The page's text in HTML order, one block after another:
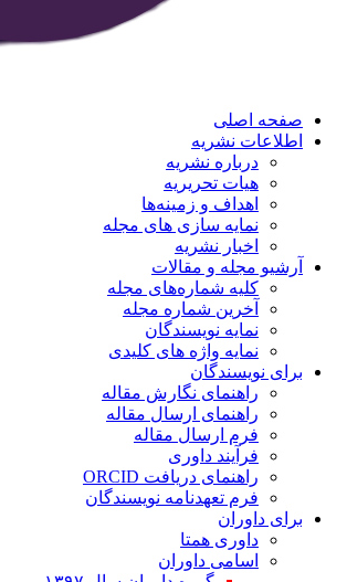
صفحه اصلی
اطلاعات نشریه
درباره نشریه
هیات تحریریه
اهداف و زمینه‌ها
نمایه سازی های مجله
اخبار نشریه
آرشیو مجله و مقالات
کلیه شماره‌های مجله
آخرین شماره مجله
نمایه نویسندگان
نمایه واژه های کلیدی
برای نویسندگان
راهنمای نگارش مقاله
راهنمای ارسال مقاله
فرم ارسال مقاله
فرآیند داوری
راهنمای دریافت ORCID
فرم تعهدنامه نویسندگان
برای داوران
داوری همتا
اسامی داوران